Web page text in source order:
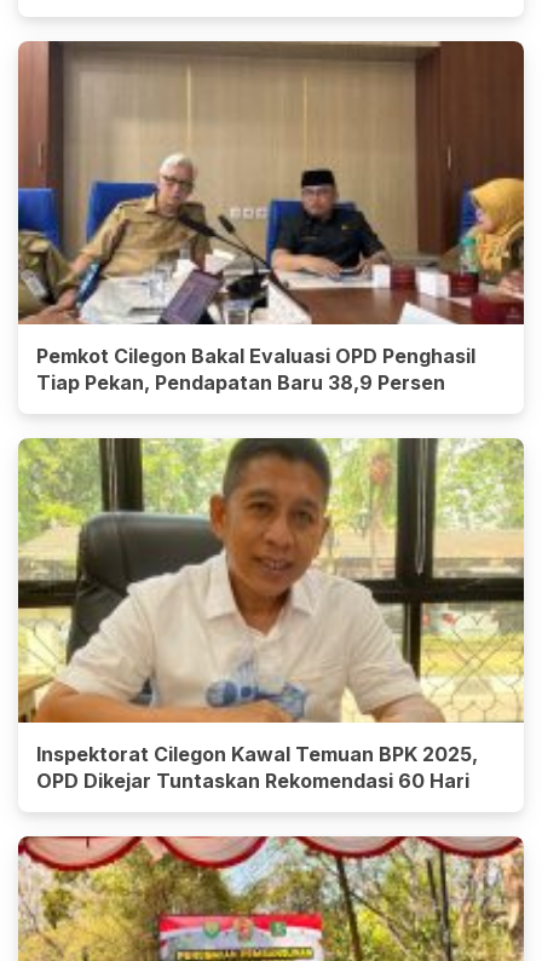
Pemkot Cilegon Bakal Evaluasi OPD Penghasil
Tiap Pekan, Pendapatan Baru 38,9 Persen
Inspektorat Cilegon Kawal Temuan BPK 2025,
OPD Dikejar Tuntaskan Rekomendasi 60 Hari